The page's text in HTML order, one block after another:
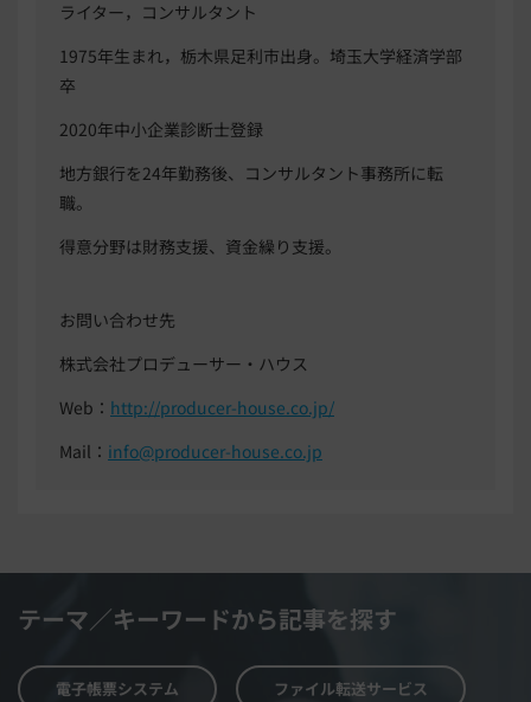
ライター，コンサルタント
1975年生まれ，栃木県足利市出身。埼玉大学経済学部
卒
2020年中小企業診断士登録
地方銀行を24年勤務後、コンサルタント事務所に転
職。
得意分野は財務支援、資金繰り支援。
お問い合わせ先
株式会社プロデューサー・ハウス
Web： http://producer-house.co.jp/
Mail： info@producer-house.co.jp
テーマ／キーワードから記事を探す
電子帳票システム ファイル転送サービス